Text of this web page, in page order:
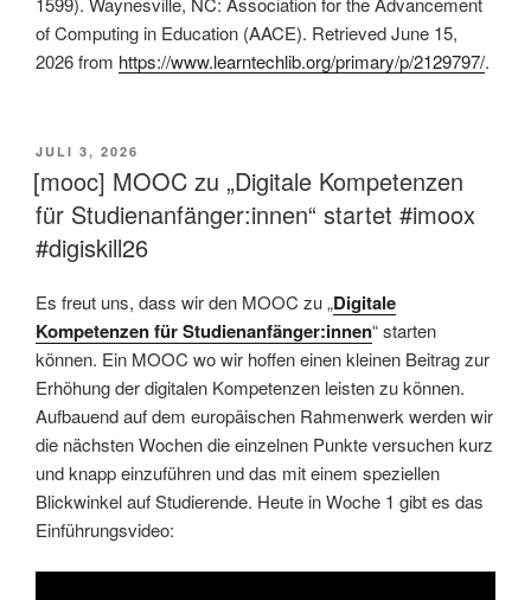
of Computing in Education (AACE). Retrieved June 15,
2026 from https://www.learntechlib.org/primary/p/2129797/.
VERÖFFENTLICHT
AM
JULI 3, 2026
[mooc] MOOC zu „Digitale Kompetenzen
für Studienanfänger:innen“ startet #imoox
#digiskill26
Es freut uns, dass wir den MOOC zu „Digitale
Kompetenzen für Studienanfänger:innen“ starten
können. Ein MOOC wo wir hoffen einen kleinen Beitrag zur
Erhöhung der digitalen Kompetenzen leisten zu können.
Aufbauend auf dem europäischen Rahmenwerk werden wir
die nächsten Wochen die einzelnen Punkte versuchen kurz
und knapp einzuführen und das mit einem speziellen
Blickwinkel auf Studierende. Heute in Woche 1 gibt es das
Einführungsvideo: